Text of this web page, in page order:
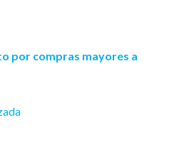
por compras mayores a